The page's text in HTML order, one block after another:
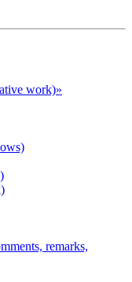
work)»
remarks,